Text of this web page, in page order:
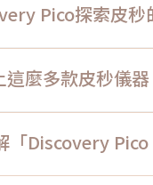
Pico探索皮秒
這麼多款皮秒儀
「Discovery